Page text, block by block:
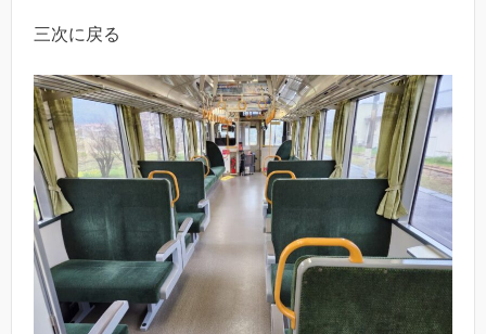
三次に戻る